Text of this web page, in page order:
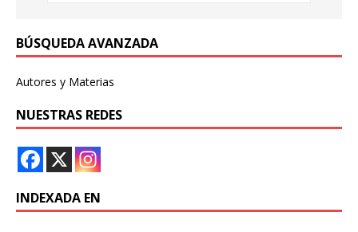
BÚSQUEDA AVANZADA
Autores y Materias
NUESTRAS REDES
INDEXADA EN